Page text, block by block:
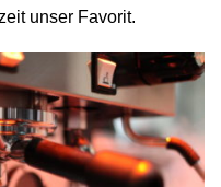
unser Favorit.